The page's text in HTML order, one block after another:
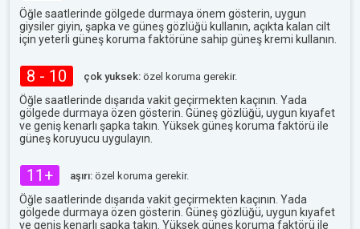
Öğle saatlerinde gölgede durmaya önem gösterin, uygun
giysiler giyin, şapka ve güneş gözlüğü kullanın, açıkta kalan cilt
için yeterli güneş koruma faktörüne sahip güneş kremi kullanın.
8 - 10 çok yuksek: özel koruma gerekir.
Öğle saatlerinde dışarıda vakit geçirmekten kaçının. Yada
gölgede durmaya özen gösterin. Güneş gözlüğü, uygun kıyafet
ve geniş kenarlı şapka takın. Yüksek güneş koruma faktörü ile
güneş koruyucu uygulayın.
11+ aşırı: özel koruma gerekir.
Öğle saatlerinde dışarıda vakit geçirmekten kaçının. Yada
gölgede durmaya özen gösterin. Güneş gözlüğü, uygun kıyafet
ve geniş kenarlı şapka takın. Yüksek güneş koruma faktörü ile